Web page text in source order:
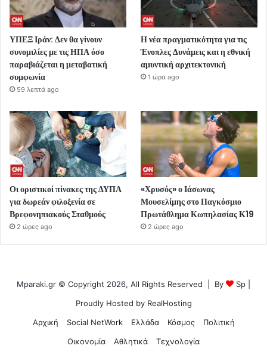
ΥΠΕΞ Ιράν: Δεν θα γίνουν
συνομιλίες με τις ΗΠΑ όσο
παραβιάζεται η μεταβατική
συμφωνία
59 λεπτά ago
Η νέα πραγματικότητα για τις
Ένοπλες Δυνάμεις και η εθνική
αμυντική αρχιτεκτονική
1 ώρα ago
Οι οριστικοί πίνακες της ΔΥΠΑ
για δωρεάν φιλοξενία σε
Βρεφονηπιακούς Σταθμούς
2 ώρες ago
«Χρυσός» ο Ιάσωνας
Μουσελίμης στο Παγκόσμιο
Πρωτάθλημα Κωπηλασίας Κ19
2 ώρες ago
Mparaki.gr © Copyright 2026, All Rights Reserved | By Sp
Proudly Hosted by RealHosting
Αρχική
Social NetWork Ελλάδα Κόσμος
Πολιτική
Οικονομία
Αθλητικά Τεχνολογία